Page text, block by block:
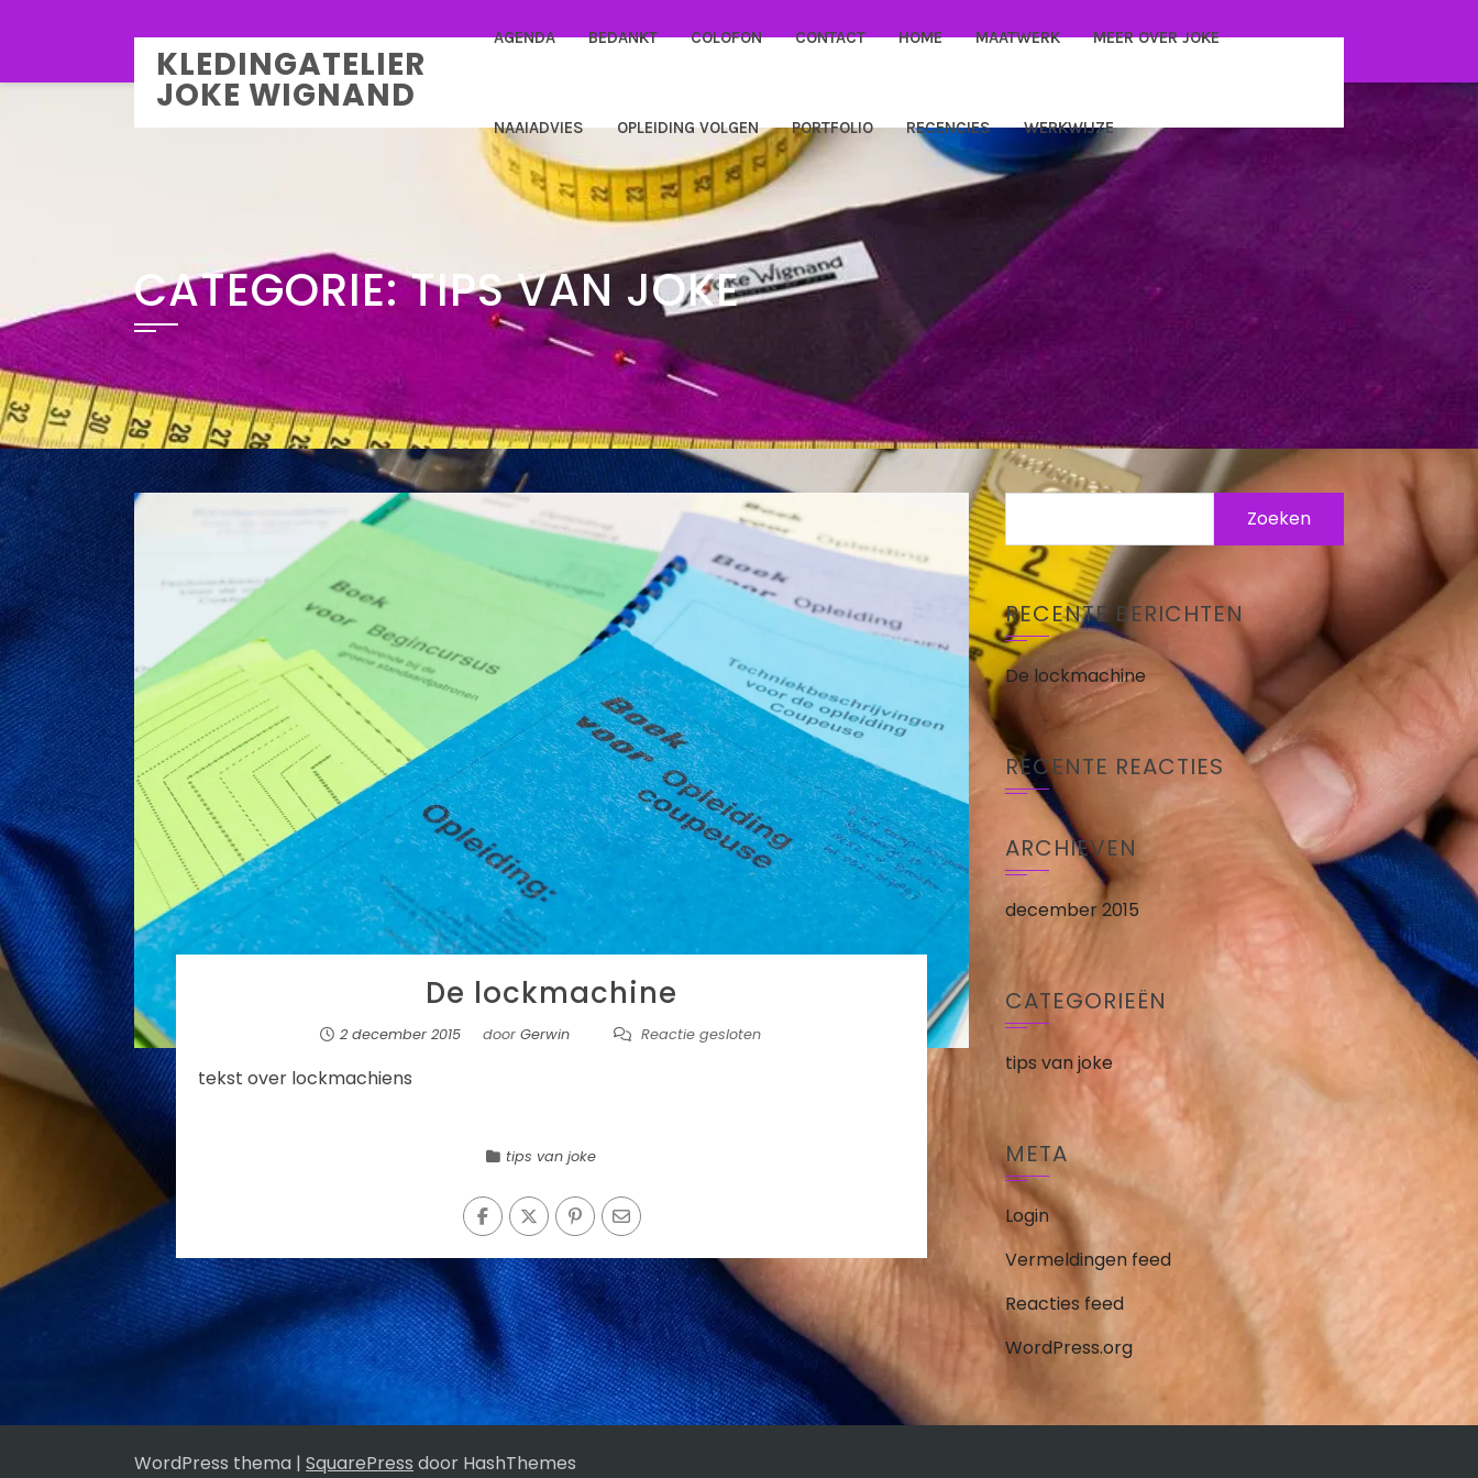
KLEDINGATELIER
JOKE WIGNAND
AGENDA BEDANKT COLOFON CONTACT HOME MAATWERK MEER OVER JOKE
NAAIADVIES OPLEIDING VOLGEN PORTFOLIO RECENCIES WERKWIJZE
CATEGORIE:TIPS VAN JOKE
De lockmachine
2 december 2015 door Gerwin Reactie gesloten
tekst over lockmachiens
tips van joke
Zoeken
naar:
RECENTE BERICHTEN
De lockmachine
RECENTE REACTIES
ARCHIEVEN
december 2015
CATEGORIEËN
tips van joke
META
Login
Vermeldingen feed
Reacties feed
WordPress.org
WordPress thema | SquarePress door HashThemes